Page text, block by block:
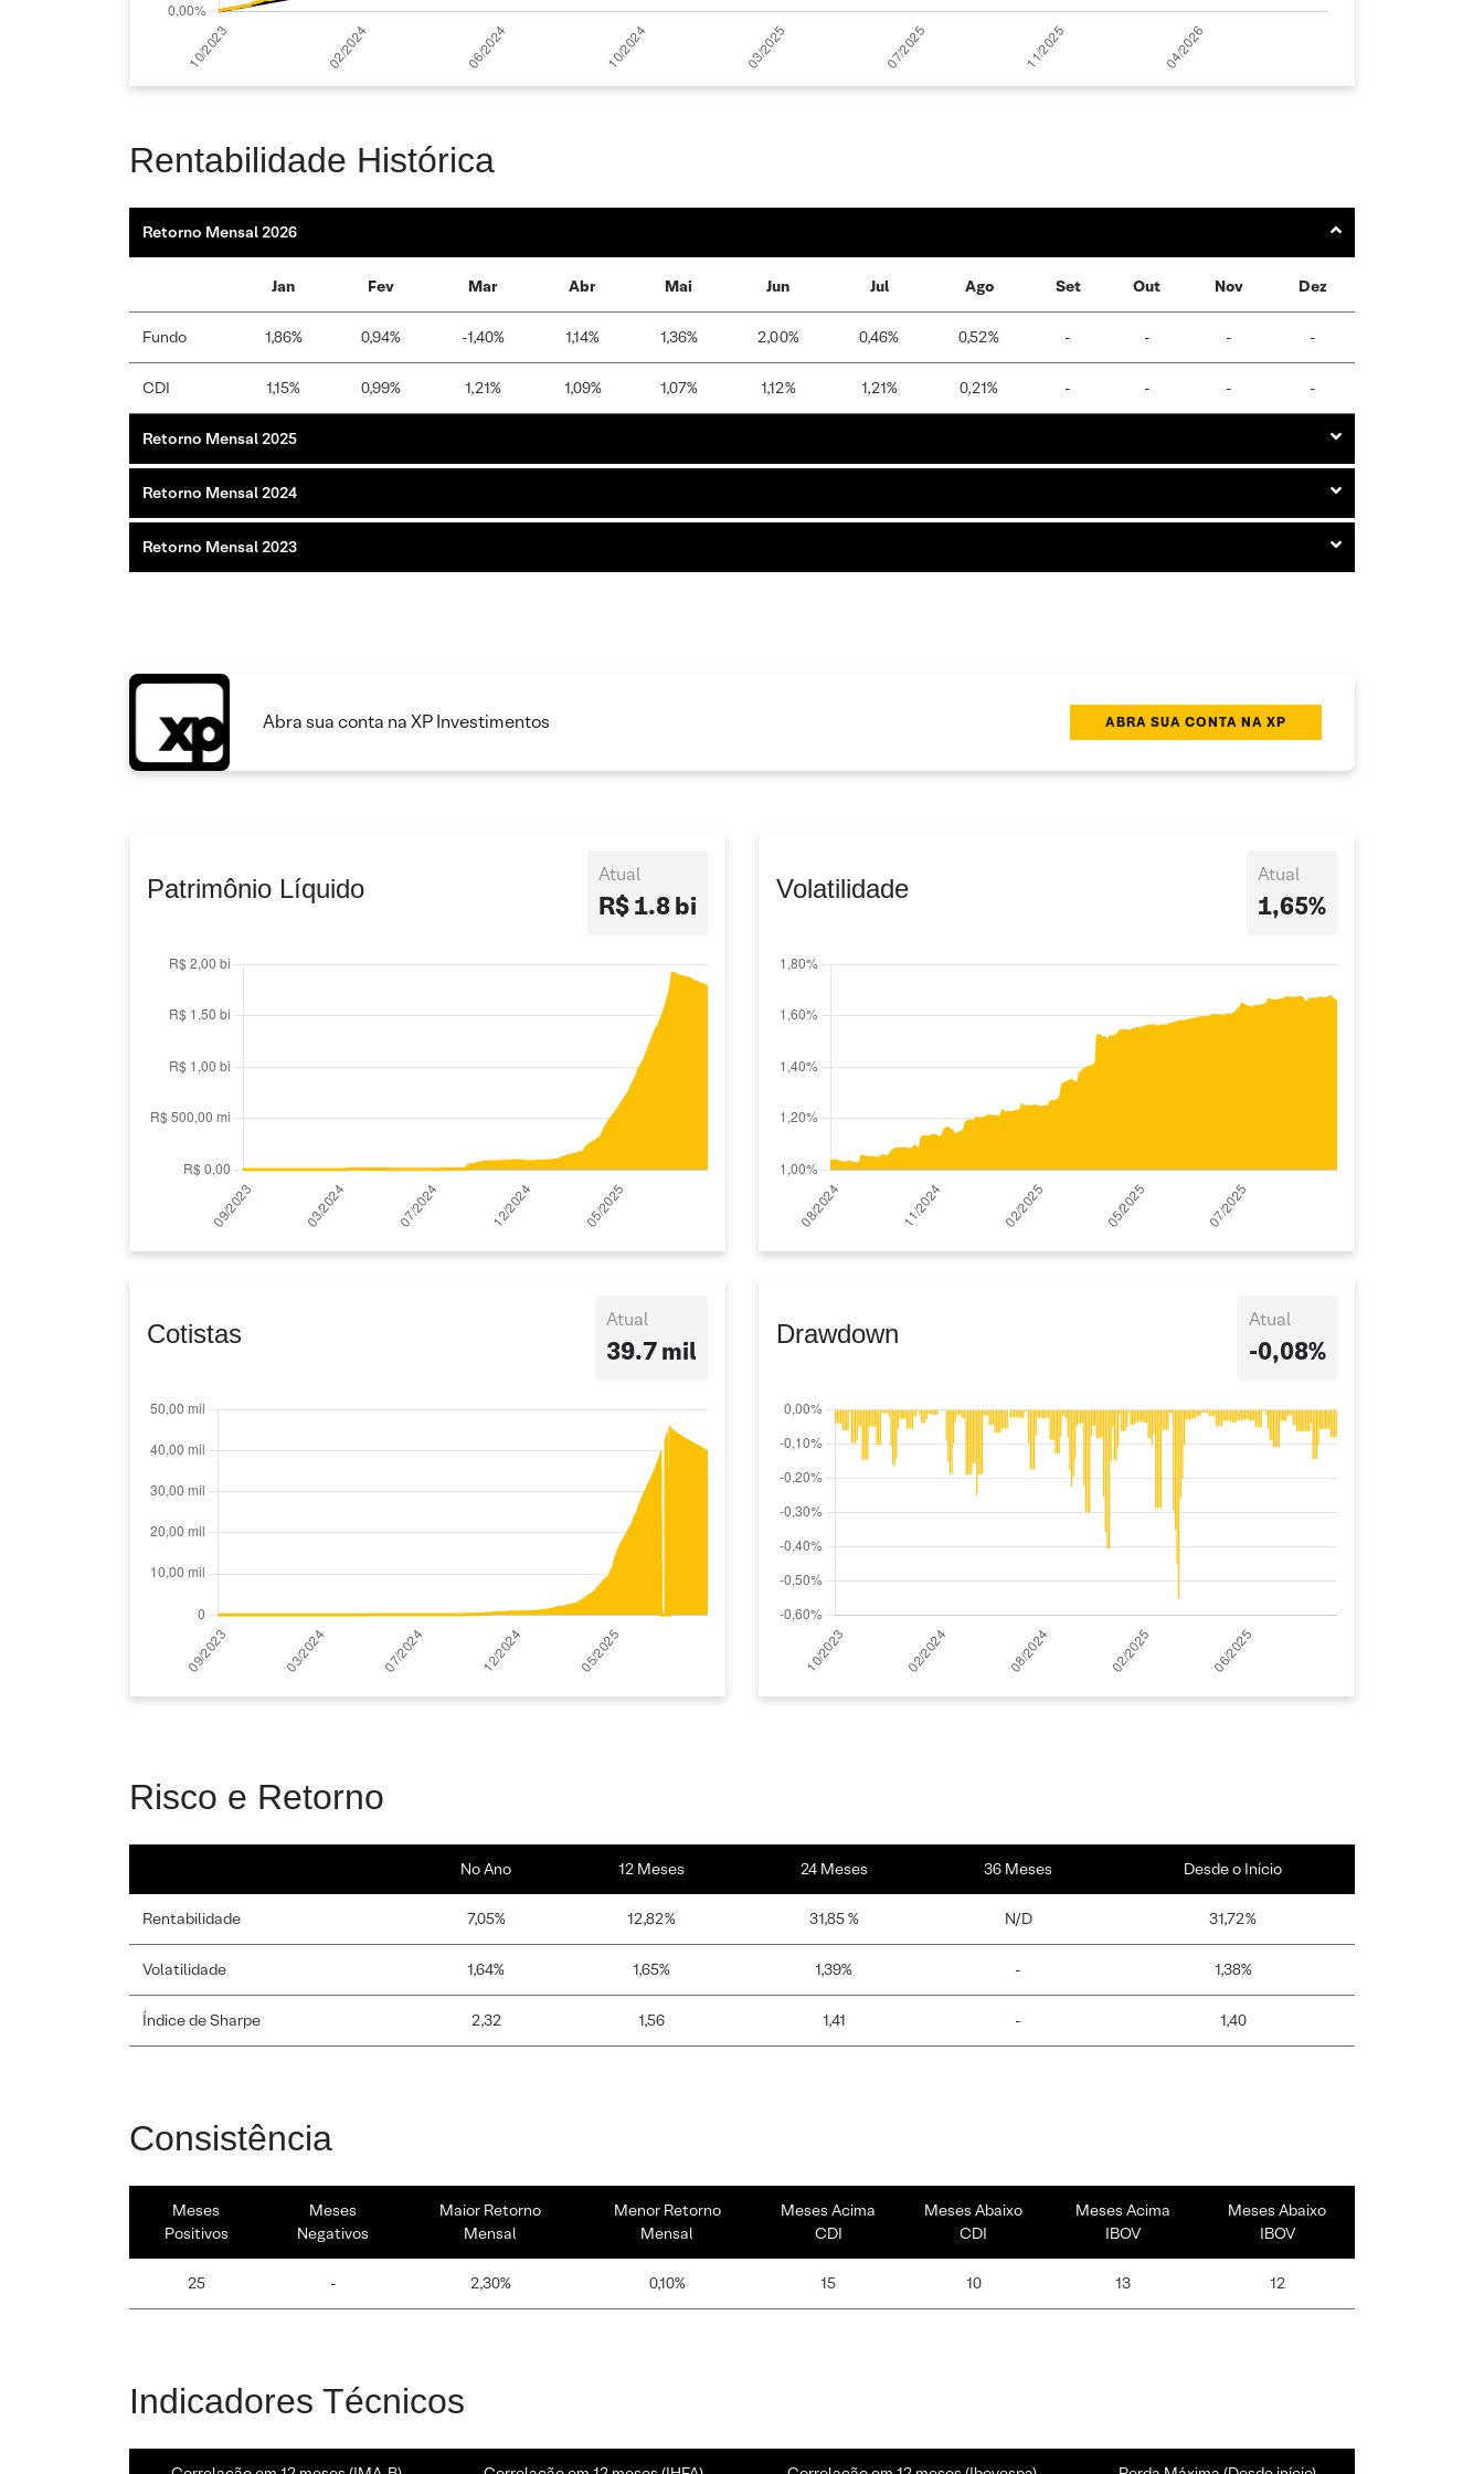
Rentabilidade Histórica
Retorno Mensal 2026
Jan Fev Mar Abr Mai Jun Jul Ago Set Out Nov Dez
Fundo 1,86% 0,94% -1,40% 1,14% 1,36% 2,00% 0,46% 0,52% - - - -
CDI 1,15% 0,99% 1,21% 1,09% 1,07% 1,12% 1,21% 0,21% - - - -
Retorno Mensal 2025
Retorno Mensal 2024
Retorno Mensal 2023
Abra sua conta na XP Investimentos ABRA SUA CONTA NA XP
Patrimônio Líquido Atual
R$ 1.8 bi
Volatilidade Atual
1,65%
Cotistas Atual
39.7 mil
Drawdown Atual
-0,08%
Risco e Retorno
No Ano 12 Meses 24 Meses 36 Meses Desde o Início
Rentabilidade 7,05% 12,82% 31,85 % N/D 31,72%
Volatilidade 1,64% 1,65% 1,39% - 1,38%
Índice de Sharpe 2,32 1,56 1,41 - 1,40
Consistência
Meses
Positivos
Meses
Negativos
Maior Retorno
Mensal
Menor Retorno
Mensal
Meses Acima
CDI
Meses Abaixo
CDI
Meses Acima
IBOV
Meses Abaixo
IBOV
25 - 2,30% 0,10% 15 10 13 12
Indicadores Técnicos